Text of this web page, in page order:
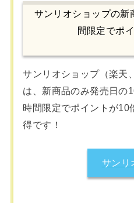
サンリオショップの新
間限定でポ
サンリオショップ（楽天
は、新商品のみ発売日の
時間限定でポイントが10
得です！
サンリ